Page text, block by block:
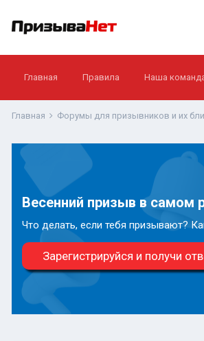
Главная Правила Наша
Главная Форумы для призывников и их
Весенний призыв в самом
Что делать, если тебя призывают?
Зарегистрируйся и получи